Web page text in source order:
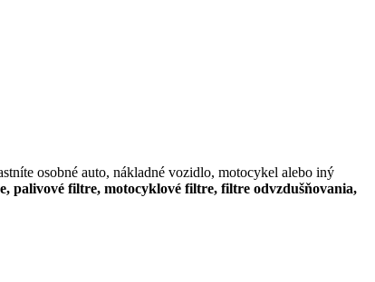
osobné auto, nákladné vozidlo, motocykel alebo iný
palivové filtre, motocyklové filtre, filtre odvzdušňovania,